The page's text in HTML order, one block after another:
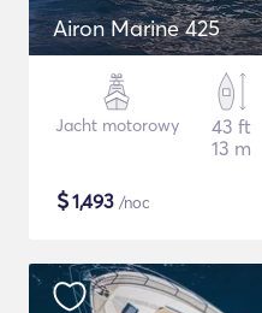
Airon Marine 425
Jacht motorowy
43 ft
13 m
$1,493 /noc